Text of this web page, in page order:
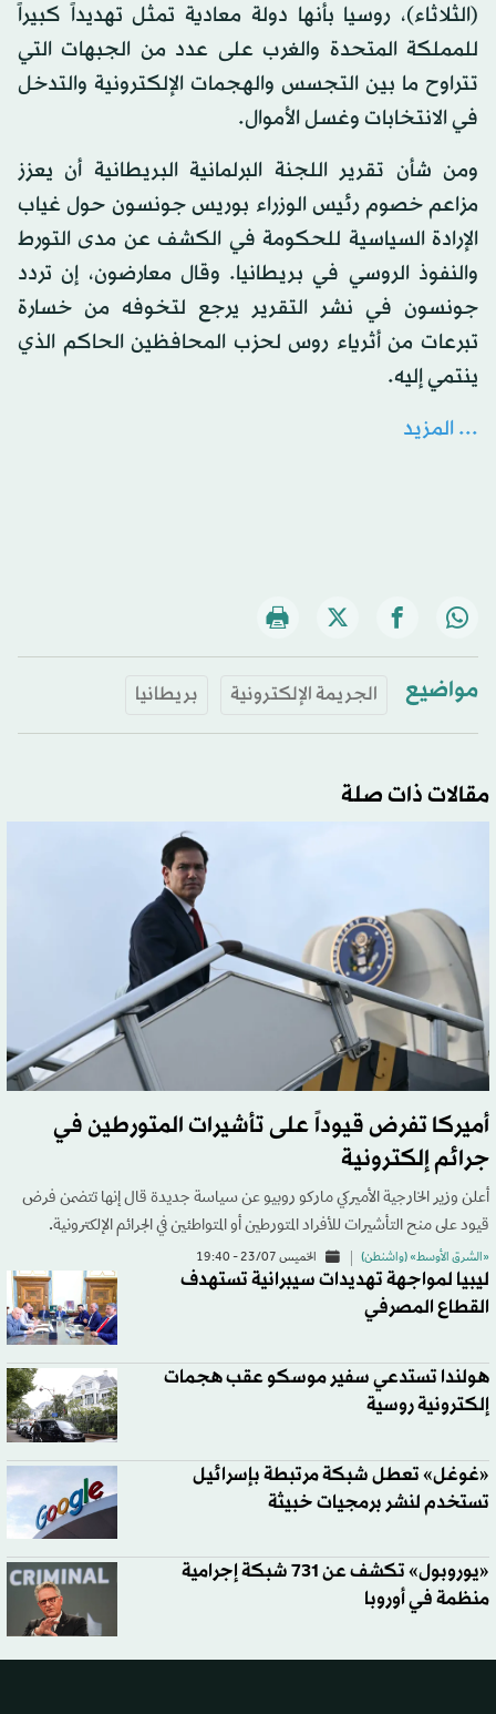
(الثلاثاء)، روسيا بأنها دولة معادية تمثل تهديداً كبيراً
للمملكة المتحدة والغرب على عدد من الجبهات التي
تتراوح ما بين التجسس والهجمات الإلكترونية والتدخل
في الانتخابات وغسل الأموال.
ومن شأن تقرير اللجنة البرلمانية البريطانية أن يعزز
مزاعم خصوم رئيس الوزراء بوريس جونسون حول غياب
الإرادة السياسية للحكومة في الكشف عن مدى التورط
والنفوذ الروسي في بريطانيا. وقال معارضون، إن تردد
جونسون في نشر التقرير يرجع لتخوفه من خسارة
تبرعات من أثرياء روس لحزب المحافظين الحاكم الذي
ينتمي إليه.
... المزيد
مواضيع الجريمة الإلكترونية بريطانيا
مقالات ذات صلة
أميركا تفرض قيوداً على تأشيرات المتورطين في
جرائم إلكترونية
أعلن وزير الخارجية الأميركي ماركو روبيو عن سياسة ‌جديدة ‌قال إنها ‌تتضمن فرض
قيود على منح التأشيرات للأفراد المتورطين أو المتواطئين في الجرائم الإلكترونية.
«الشرق الأوسط» (واشنطن) الخميس 23/07 - 19:40
ليبيا لمواجهة تهديدات سيبرانية تستهدف
القطاع المصرفي
هولندا تستدعي سفير موسكو عقب هجمات
إلكترونية روسية
«غوغل» تعطل شبكة مرتبطة بإسرائيل
تستخدم لنشر برمجيات خبيثة
«يوروبول» تكشف عن 731 شبكة إجرامية
منظمة في أوروبا